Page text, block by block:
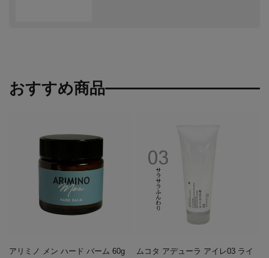
おすすめ商品
アリミノ メン ハード バーム 60g
ムコタ アデューラ アイレ03 ライ